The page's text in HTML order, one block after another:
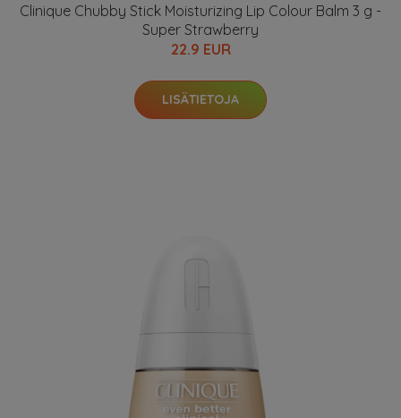
Clinique Chubby Stick Moisturizing Lip Colour Balm 3 g -
Super Strawberry
22.9 EUR
LISÄTIETOJA